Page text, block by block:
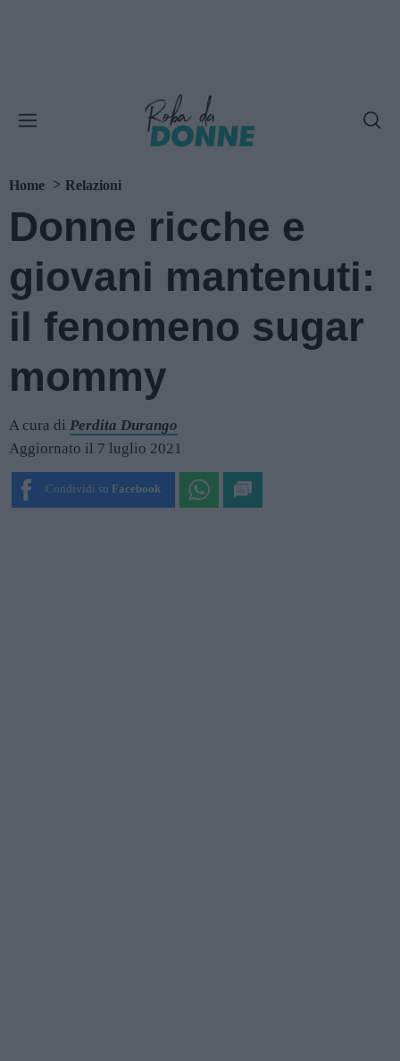
Home Relazioni
Donne ricche e
giovani mantenuti:
il fenomeno sugar
mommy
A cura di Perdita Durango
Aggiornato il 7 luglio 2021
Condividi su Facebook